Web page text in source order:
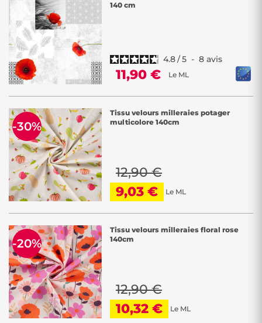
140 cm
4.8/5 - 8 avis
11,90 € Le ML
Tissu velours milleraies potager
multicolore 140cm
12,90 €
9,03 €
Le ML
-30%
Tissu velours milleraies floral rose
140cm
12,90 €
10,32 €
Le ML
-20%